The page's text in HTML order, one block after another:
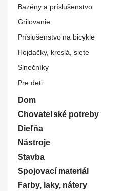
Bazény a príslušenstvo
Grilovanie
Príslušenstvo na bicykle
Hojdačky, kreslá, siete
Slnečníky
Pre deti
Dom
Chovateľské potreby
Dieľňa
Nástroje
Stavba
Spojovací materiál
Farby, laky, nátery